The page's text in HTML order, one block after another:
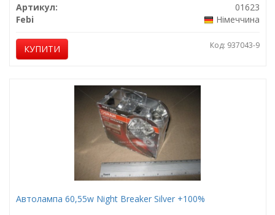
Артикул:
01623
Febi
Німеччина
КУПИТИ Код: 937043-9
Автолампа 60,55w Night Breaker Silver +100%